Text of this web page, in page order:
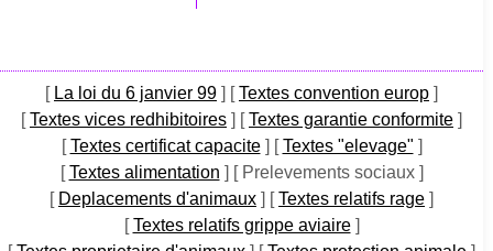
[ La loi du 6 janvier 99 ] [Textes convention europ ]
[Textes vices redhibitoires ] [Textes garantie conformite ]
[Textes certificat capacite] [Textes "elevage" ]
[Textes alimentation ] [ Prelevements sociaux ]
[ Deplacements d'animaux ] [Textes relatifs rage ]
[Textes relatifs grippe aviaire]